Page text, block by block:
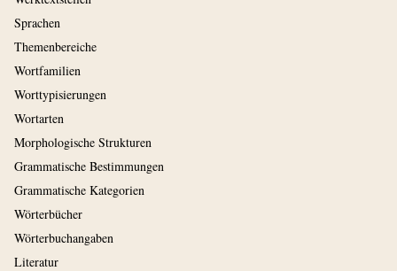
Sprachen
Themenbereiche
Wortfamilien
Worttypisierungen
Wortarten
Morphologische Strukturen
Grammatische Bestimmungen
Grammatische Kategorien
Wörterbücher
Wörterbuchangaben
Literatur